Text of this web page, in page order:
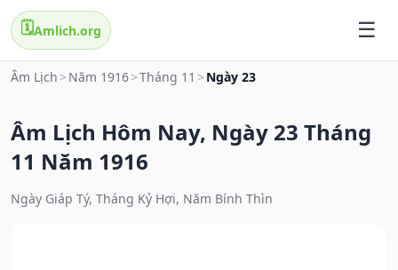
🗓️Amlich.org
Âm Lịch > Năm 1916>Tháng 11 > Ngày 23
Âm Lịch Hôm Nay, Ngày 23 Tháng
11 Năm 1916
Ngày Giáp Tý, Tháng Kỷ Hợi, Năm Bính Thìn